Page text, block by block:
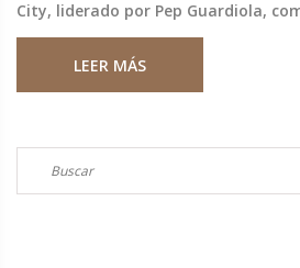
City, liderado por Pep Guardiola,
gol de Josko Gvardiol. A pesar de
partido acabó en un empate justo,
LEER MÁS